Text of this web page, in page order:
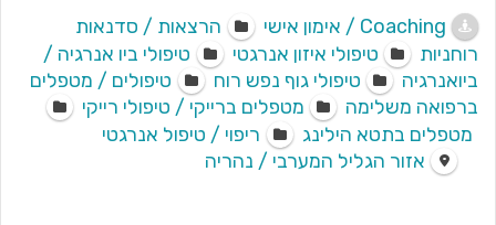
Coaching / אימון אישי
הרצאות / סדנאות
רוחניות
טיפולי איזון אנרגטי
טיפולי ביו אנרגיה /
ביואנרגיה
טיפולי גוף נפש רוח
טיפולים / מטפלים
ברפואה משלימה
מטפלים ברייקי / טיפולי רייקי
מטפלים בתטא הילינג
ריפוי / טיפול אנרגטי
אזור הגליל המערבי / נהריה